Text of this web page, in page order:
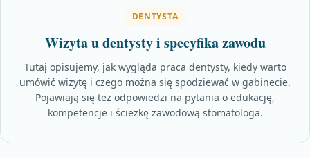
DENTYSTA
Wizyta u dentysty i specyfika zawodu
Tutaj opisujemy, jak wygląda praca dentysty, kiedy warto
umówić wizytę i czego można się spodziewać w gabinecie.
Pojawiają się też odpowiedzi na pytania o edukację,
kompetencje i ścieżkę zawodową stomatologa.